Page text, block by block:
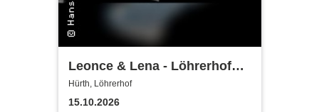
Leonce & Lena - Löhrerhof
Hürth
Hürth, Löhrerhof
15.10.2026